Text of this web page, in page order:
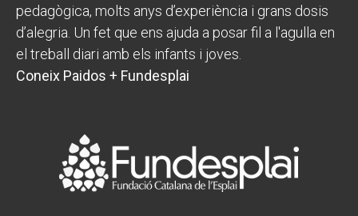
pedagògica, molts anys d’experiència i grans dosis
d’alegria. Un fet que ens ajuda a posar fil a l'agulla en
el treball diari amb els infants i joves.
Coneix Paidos + Fundesplai
Treballa amb nosaltres